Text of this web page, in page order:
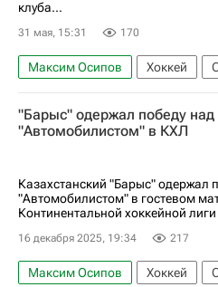
клуба...
31 мая, 15:31 170
Максим Осипов Хоккей
Германия
Канада
Брукс
Алексей Бывальцев
"Барыс" одержал победу над
"Автомобилистом" в КХЛ
Казахстанский "Барыс" одержал
"Автомобилистом" в гостевом
Континентальной хоккейной
16 декабря 2025, 19:34 217
Максим Осипов Хоккей